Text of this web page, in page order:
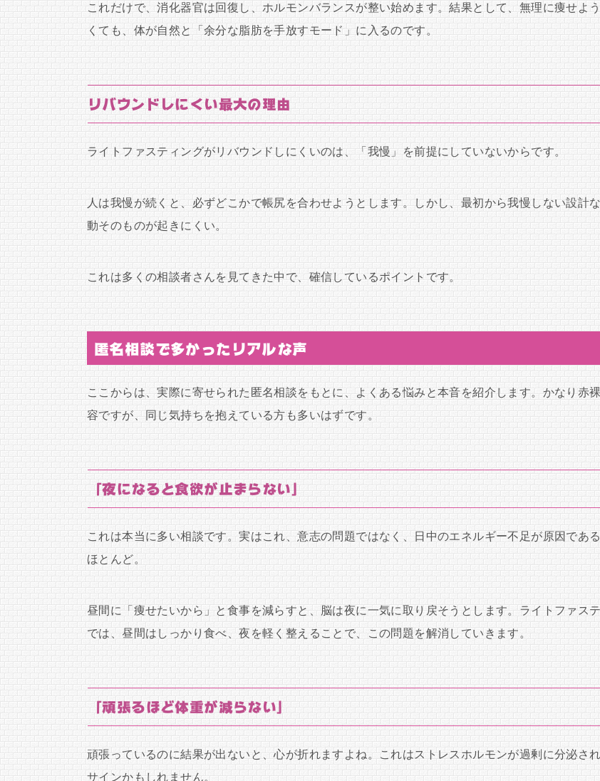
これだけで、消化器官は回復し、ホルモンバランスが整い始めます。結果として、無理に痩せよ
くても、体が自然と「余分な脂肪を手放すモード」に入るのです。
リバウンドしにくい最大の理由
ライトファスティングがリバウンドしにくいのは、「我慢」を前提にしていないからです。
人は我慢が続くと、必ずどこかで帳尻を合わせようとします。しかし、最初から我慢しない設計
動そのものが起きにくい。
これは多くの相談者さんを見てきた中で、確信しているポイントです。
匿名相談で多かったリアルな声
ここからは、実際に寄せられた匿名相談をもとに、よくある悩みと本音を紹介します。かなり赤
容ですが、同じ気持ちを抱えている方も多いはずです。
「夜になると食欲が止まらない」
これは本当に多い相談です。実はこれ、意志の問題ではなく、日中のエネルギー不足が原因であ
ほとんど。
昼間に「痩せたいから」と食事を減らすと、脳は夜に一気に取り戻そうとします。ライトファス
では、昼間はしっかり食べ、夜を軽く整えることで、この問題を解消していきます。
「頑張るほど体重が減らない」
頑張っているのに結果が出ないと、心が折れますよね。これはストレスホルモンが過剰に分泌さ
サインかもしれません。